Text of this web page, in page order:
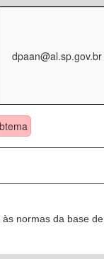
dpaan@al.sp.gov.br
normas da base de